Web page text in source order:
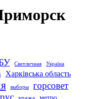
Светличная Україна
Харківська область
выборы горсовет